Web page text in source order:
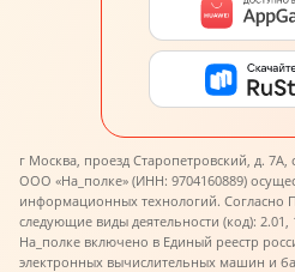
г Москва, проезд Старопетровский, д.
ООО «На_полке» (ИНН: 9704160889)
информационных технологий. Согласно
следующие виды деятельности (код): 2.01,
На_полке включено в Единый реестр
электронных вычислительных машин и